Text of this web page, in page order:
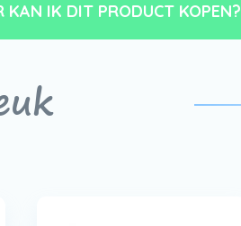
KAN IK DIT PRODUCT KOPEN?